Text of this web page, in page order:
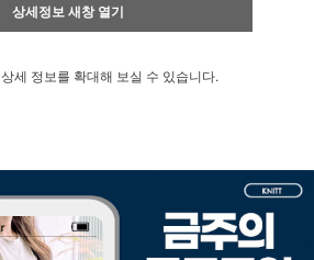
상세정보 새창 열기
상세 정보를 확대해 보실 수 있습니다.